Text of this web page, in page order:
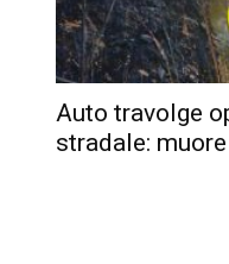
Auto travolge
stradale: